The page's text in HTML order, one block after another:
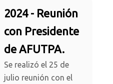
2024 - Reunión
con Presidente
de AFUTPA.
Se realizó el 25 de
julio reunión con el